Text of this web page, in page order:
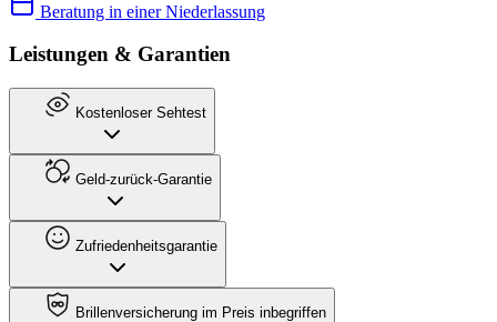
Beratung in einer Niederlassung
Leistungen & Garantien
Kostenloser Sehtest
Geld-zurück-Garantie
Zufriedenheitsgarantie
Brillenversicherung im Preis inbegriffen